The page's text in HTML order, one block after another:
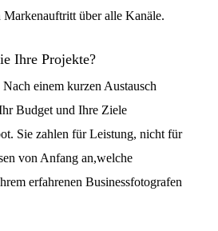
Markenauftritt über alle Kanäle.
Ihre Projekte?
einem kurzen Austausch
Budget und Ihre Ziele
Sie zahlen für Leistung, nicht für
von Anfang an,welche
erfahrenen Businessfotografen